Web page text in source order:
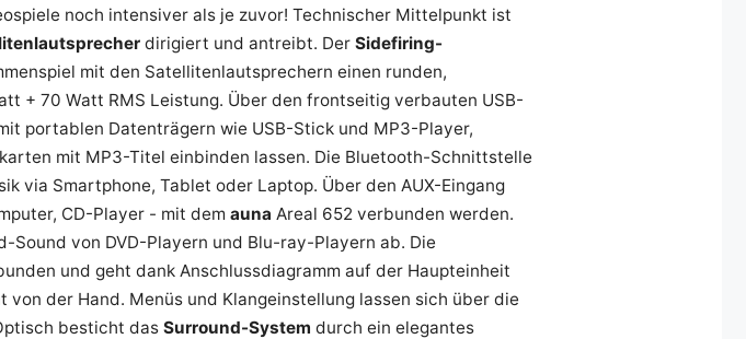
noch intensiver als je zuvor! Technischer Mittelpunkt ist
dirigiert und antreibt. Der Sidefiring-
mit den Satellitenlautsprechern einen runden,
+ 70 Watt RMS Leistung. Über den frontseitig verbauten USB-
portablen Datenträgern wie USB-Stick und MP3-Player,
mit MP3-Titel einbinden lassen. Die Bluetooth-Schnittstelle
via Smartphone, Tablet oder Laptop. Über den AUX-Eingang
CD-Player - mit dem auna Areal 652 verbunden werden.
Sound von DVD-Playern und Blu-ray-Playern ab. Die
und geht dank Anschlussdiagramm auf der Haupteinheit
der Hand. Menüs und Klangeinstellung lassen sich über die
besticht das Surround-System durch ein elegantes